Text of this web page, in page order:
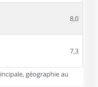
8,0
7,3
géographie au